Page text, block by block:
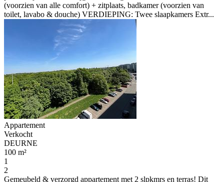
(voorzien van alle comfort) + zitplaats, badkamer (voorzien van
toilet, lavabo & douche) VERDIEPING: Twee slaapkamers Extr...
Appartement
Verkocht
DEURNE
100 m²
1
2
Gemeubeld & verzorgd appartement met 2 slpkmrs en terras! Dit